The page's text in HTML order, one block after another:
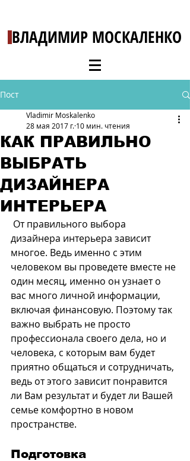
ВЛАДИМИР МОСКАЛЕНКО
Пост
КАК ПРАВИЛЬНО
ВЫБРАТЬ
ДИЗАЙНЕРА
ИНТЕРЬЕРА
Vladimir Moskalenko
28 мая 2017 г. 10 мин. чтения
дизайнера интерьера зависит
многое. Ведь именно с этим
человеком вы проведете вместе не
один месяц, именно он узнает о
вас много личной информации,
включая финансовую. Поэтому так
важно выбрать не просто
профессионала своего дела, но и
человека, с которым вам будет
приятно общаться и сотрудничать,
ведь от этого зависит понравится
ли Вам результат и будет ли Вашей
семье комфортно в новом
пространстве.
Подготовка